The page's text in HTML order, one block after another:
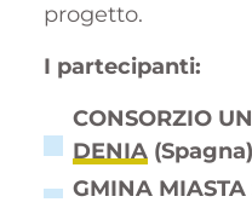
progetto.
I partecipanti:
CONSORZIO
DENIA (Spagna)
GMINA